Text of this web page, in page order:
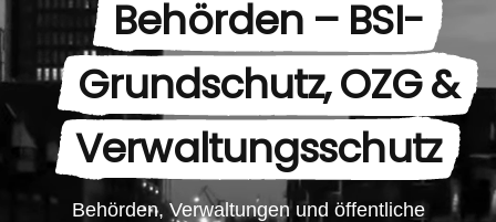
Behörden – BSI-
Grundschutz, OZG &
Verwaltungsschutz
Behörden, Verwaltungen und öffentliche